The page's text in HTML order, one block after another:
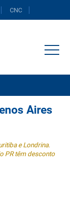
CNC
Aires
e Londrina.
PR têm desconto